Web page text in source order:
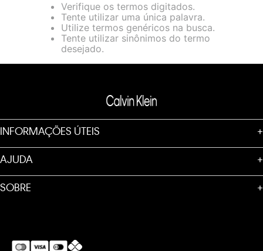
Cookies acesse o link.
Verifique os termos digitados.
Tente utilizar uma única palavra.
Utilize termos genéricos na busca.
Tente utilizar sinônimos do termo
desejado.
INFORMAÇÕES ÚTEIS +
AJUDA +
SOBRE +